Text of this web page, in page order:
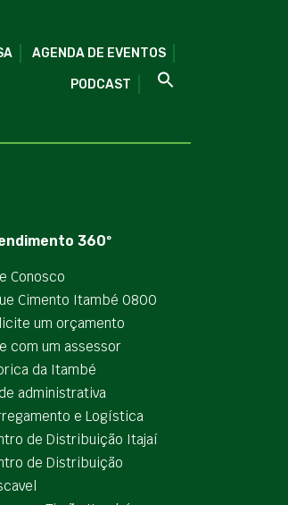
AGENDA DE EVENTOS
PODCAST
360º
Conosco
Cimento Itambé 0800
um orçamento
com um assessor
da Itambé
administrativa
e Logística
de Distribuição Itajaí
de Distribuição